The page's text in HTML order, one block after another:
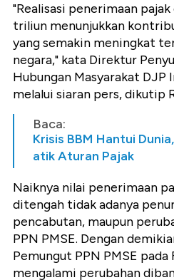
"Realisasi penerimaan
triliun menunjukkan
yang semakin meningkat
negara," kata Direktur
Hubungan Masyarakat DJP
melalui siaran pers, dikutip
Baca:
Krisis BBM Hantui
atik Aturan Pajak
Naiknya nilai penerimaan
ditengah tidak adanya
pencabutan, maupun
PPN PMSE. Dengan
Pemungut PPN PMSE
mengalami perubahan